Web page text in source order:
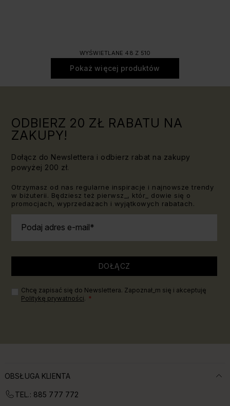
WYŚWIETLANE 48 Z 510
Pokaż więcej produktów
ODBIERZ 20 ZŁ RABATU NA
ZAKUPY!
Dołącz do Newslettera i odbierz rabat na zakupy
powyżej 200 zł.
Otrzymasz od nas regularne inspiracje i najnowsze trendy
w biżuterii. Będziesz też pierwsz_, któr_ dowie się o
promocjach, wyprzedażach i wyjątkowych rabatach.
Podaj adres e-mail
DOŁĄCZ
Chcę zapisać się do Newslettera. Zapoznał_m się i akceptuję
Politykę prywatności.
OBSŁUGA KLIENTA
TEL.: 885 777 772